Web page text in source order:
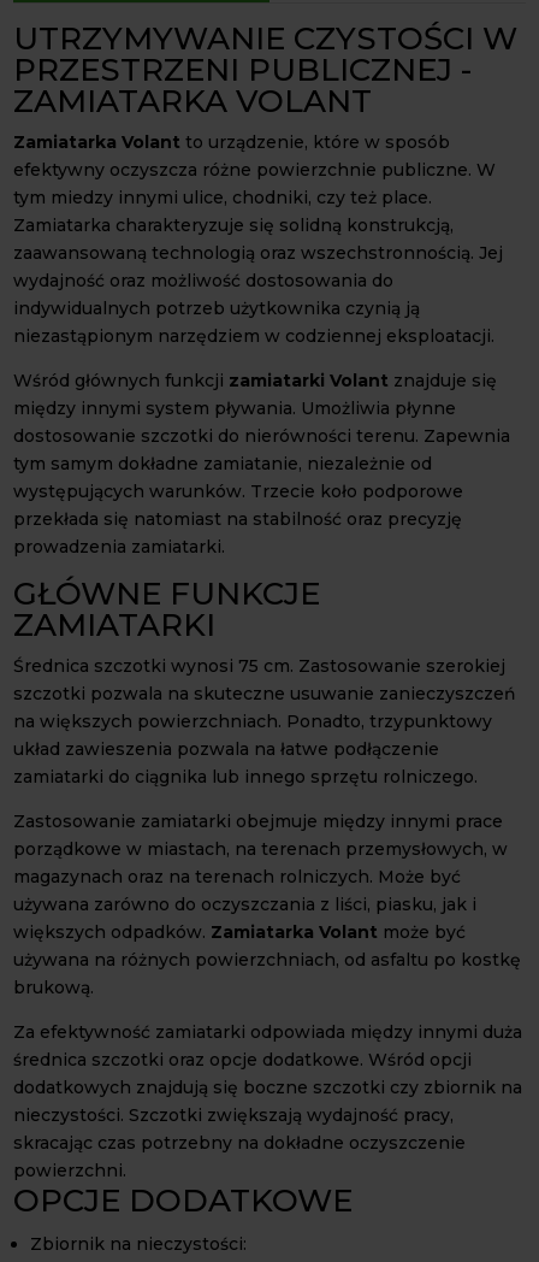
UTRZYMYWANIE CZYSTOŚCI W
PRZESTRZENI PUBLICZNEJ -
ZAMIATARKA VOLANT
Zamiatarka Volant to urządzenie, które w sposób
efektywny oczyszcza różne powierzchnie publiczne. W
tym miedzy innymi ulice, chodniki, czy też place.
Zamiatarka charakteryzuje się solidną konstrukcją,
zaawansowaną technologią oraz wszechstronnością. Jej
wydajność oraz możliwość dostosowania do
indywidualnych potrzeb użytkownika czynią ją
niezastąpionym narzędziem w codziennej eksploatacji.
Wśród głównych funkcji zamiatarki Volant znajduje się
między innymi system pływania. Umożliwia płynne
dostosowanie szczotki do nierówności terenu. Zapewnia
tym samym dokładne zamiatanie, niezależnie od
występujących warunków. Trzecie koło podporowe
przekłada się natomiast na stabilność oraz precyzję
prowadzenia zamiatarki.
GŁÓWNE FUNKCJE
ZAMIATARKI
Średnica szczotki wynosi 75 cm. Zastosowanie szerokiej
szczotki pozwala na skuteczne usuwanie zanieczyszczeń
na większych powierzchniach. Ponadto, trzypunktowy
układ zawieszenia pozwala na łatwe podłączenie
zamiatarki do ciągnika lub innego sprzętu rolniczego.
Zastosowanie zamiatarki obejmuje między innymi prace
porządkowe w miastach, na terenach przemysłowych, w
magazynach oraz na terenach rolniczych. Może być
używana zarówno do oczyszczania z liści, piasku, jak i
większych odpadków. Zamiatarka Volant może być
używana na różnych powierzchniach, od asfaltu po kostkę
brukową.
Za efektywność zamiatarki odpowiada między innymi duża
średnica szczotki oraz opcje dodatkowe. Wśród opcji
dodatkowych znajdują się boczne szczotki czy zbiornik na
nieczystości. Szczotki zwiększają wydajność pracy,
skracając czas potrzebny na dokładne oczyszczenie
powierzchni.
OPCJE DODATKOWE
Zbiornik na nieczystości: